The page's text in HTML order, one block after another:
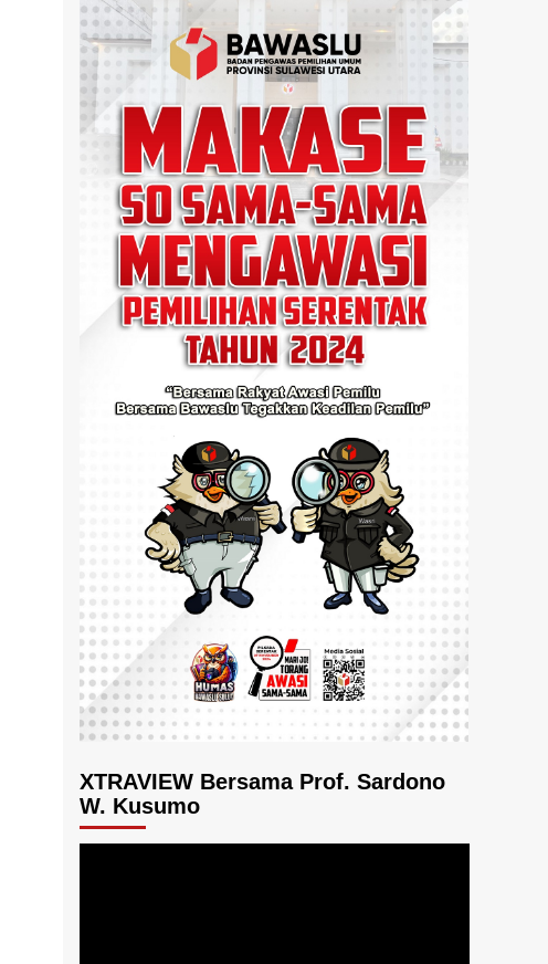
XTRAVIEW Bersama Prof. Sardono
W. Kusumo